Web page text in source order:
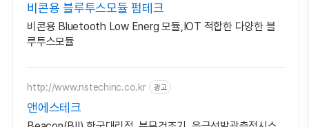
비콘용 블루투스모듈 펌테크
비콘용 Bluetooth Low Energ 모듈,IOT 적합한 다양한 블
루투스모듈
http://www.nstechinc.co.kr 광고
앤에스테크